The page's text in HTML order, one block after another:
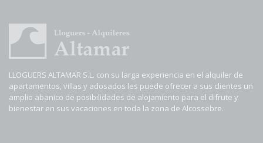
LLOGUERS ALTAMAR S.L. con su larga experiencia en el alquiler de
apartamentos, villas y adosados les puede ofrecer a sus clientes un
amplio abanico de posibilidades de alojamiento para el difrute y
bienestar en sus vacaciones en toda la zona de Alcossebre.